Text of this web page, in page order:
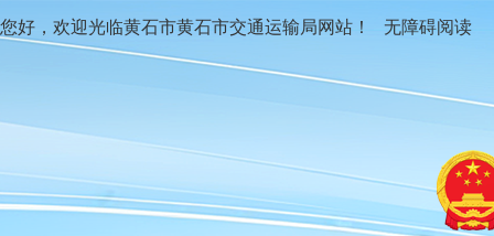
您好，欢迎光临黄石市黄石市交通运输局网站！ 无障碍阅读